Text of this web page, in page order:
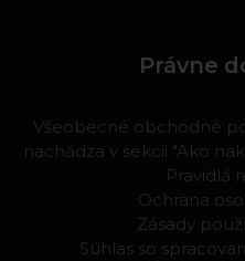
Právne
Všeobecné obchodné
nachádza v sekcii "Ako
Pravidlá
Ochrana
Zásady
Súhlas so